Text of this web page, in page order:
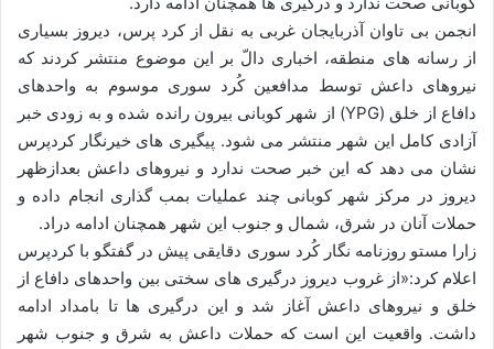
ا
انجمن بی تاوان آذربایجان غربی به نقل از کرد پرس، دیروز بسیاری
از رسانه های منطقه، اخباری دالّ بر این موضوع منتشر کردند که
نیروهای داعش توسط مدافعین کُرد سوری موسوم به واحدهای
دافاع از خلق (YPG) از شهر کوبانی بیرون رانده شده و به زودی خبر
آزادی کامل این شهر منتشر می شود. پیگیری های خیرنگار کردپرس
نشان می دهد که این خبر صحت ندارد و نیروهای داعش بعدازظهر
دیروز در مرکز شهر کوبانی چند عملیات بمب گذاری انجام داده و
حملات آنان در شرق، شمال و جنوب این شهر همچنان ادامه دراد.
زارا مستو روزنامه نگار کُرد سوری دقایقی پیش در گفتگو با کردپرس
اعلام کرد:«از غروب دیروز درگیری های سختی بین واحدهای دافاع از
خلق و نیروهای داعش آغاز شد و این درگیری ها تا بامداد ادامه
داشت. واقعیت این است که حملات داعش به شرق و جنوب شهر